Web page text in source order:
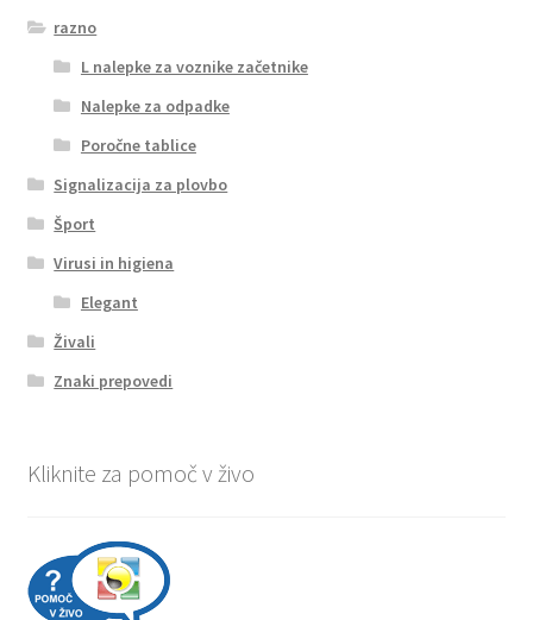
razno
L nalepke za voznike začetnike
Nalepke za odpadke
Poročne tablice
Signalizacija za plovbo
Šport
Virusi in higiena
Elegant
Živali
Znaki prepovedi
Kliknite za pomoč v živo